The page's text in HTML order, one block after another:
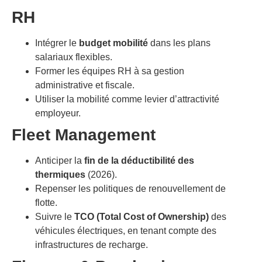
RH
Intégrer le budget mobilité dans les plans
salariaux flexibles.
Former les équipes RH à sa gestion
administrative et fiscale.
Utiliser la mobilité comme levier d’attractivité
employeur.
Fleet Management
Anticiper la fin de la déductibilité des
thermiques (2026).
Repenser les politiques de renouvellement de
flotte.
Suivre le TCO (Total Cost of Ownership) des
véhicules électriques, en tenant compte des
infrastructures de recharge.